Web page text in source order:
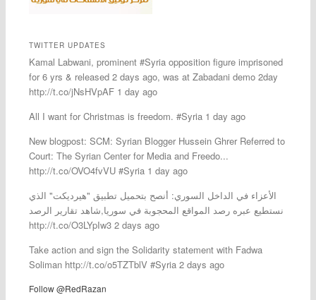
TWITTER UPDATES
Kamal Labwani, prominent #Syria opposition figure imprisoned
for 6 yrs & released 2 days ago, was at Zabadani demo 2day
http://t.co/jNsHVpAF 1 day ago
All I want for Christmas is freedom. #Syria 1 day ago
New blogpost: SCM: Syrian Blogger Hussein Ghrer Referred to
Court: The Syrian Center for Media and Freedo...
http://t.co/OVO4fvVU #Syria 1 day ago
الأعزاء في الداخل السوري: أنصح بتحميل تطبيق "هيرديكت" الذي
نستطيع عبره رصد المواقع المحجوبة في سوريا,شاهد تقارير الرصد
http://t.co/O3LYpIw3 2 days ago
Take action and sign the Solidarity statement with Fadwa
Soliman http://t.co/o5TZTblV #Syria 2 days ago
Follow @RedRazan